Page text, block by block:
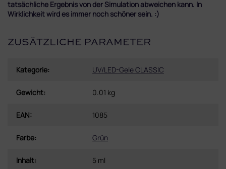
tatsächliche Ergebnis von der Simulation abweichen kann. In
Wirklichkeit wird es immer noch schöner sein. :)
ZUSÄTZLICHE PARAMETER
Kategorie: UV/LED-Gele CLASSIC
Gewicht: 0.01 kg
EAN: 1085
Farbe: Grün
Inhalt: 5 ml